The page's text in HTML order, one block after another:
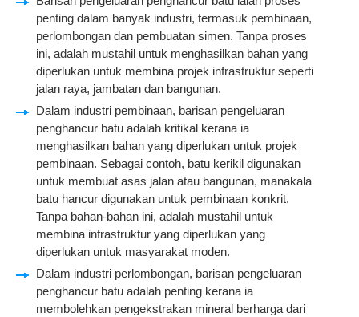
penting dalam banyak industri, termasuk pembinaan,
perlombongan dan pembuatan simen. Tanpa proses
ini, adalah mustahil untuk menghasilkan bahan yang
diperlukan untuk membina projek infrastruktur seperti
jalan raya, jambatan dan bangunan.
Dalam industri pembinaan, barisan pengeluaran
penghancur batu adalah kritikal kerana ia
menghasilkan bahan yang diperlukan untuk projek
pembinaan. Sebagai contoh, batu kerikil digunakan
untuk membuat asas jalan atau bangunan, manakala
batu hancur digunakan untuk pembinaan konkrit.
Tanpa bahan-bahan ini, adalah mustahil untuk
membina infrastruktur yang diperlukan yang
diperlukan untuk masyarakat moden.
Dalam industri perlombongan, barisan pengeluaran
penghancur batu adalah penting kerana ia
membolehkan pengekstrakan mineral berharga dari